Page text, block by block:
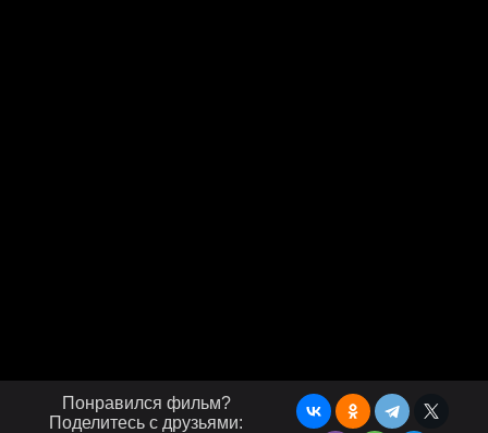
Понравился фильм?
Поделитесь с друзьями: